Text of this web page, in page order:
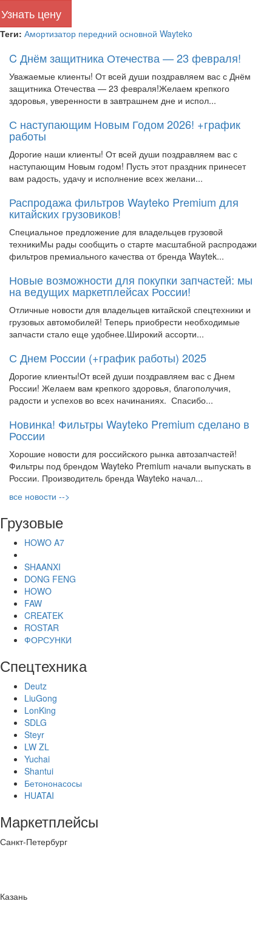
Узнать цену
Теги: Амортизатор передний основной Wayteko
C Днём защитника Отечества — 23 февраля!
Уважаемые клиенты! От всей души поздравляем вас с Днём
защитника Отечества — 23 февраля!Желаем крепкого
здоровья, уверенности в завтрашнем дне и испол...
С наступающим Новым Годом 2026! +график
работы
Дорогие наши клиенты! От всей души поздравляем вас с
наступающим Новым годом! Пусть этот праздник принесет
вам радость, удачу и исполнение всех желани...
Распродажа фильтров Wayteko Premium для
китайских грузовиков!
Специальное предложение для владельцев грузовой
техникиМы рады сообщить о старте масштабной распродажи
фильтров премиального качества от бренда Waytek...
Новые возможности для покупки запчастей: мы
на ведущих маркетплейсах России!
Отличные новости для владельцев китайской спецтехники и
грузовых автомобилей! Теперь приобрести необходимые
запчасти стало еще удобнее.Широкий ассорти...
С Днем России (+график работы) 2025
Дорогие клиенты!От всей души поздравляем вас с Днем
России! Желаем вам крепкого здоровья, благополучия,
радости и успехов во всех начинаниях. Спасибо...
Новинка! Фильтры Wayteko Premium сделано в
России
Хорошие новости для российского рынка автозапчастей!
Фильтры под брендом Wayteko Premium начали выпускать в
России. Производитель бренда Wayteko начал...
все новости -->
Грузовые
HOWO A7
SHAANXI
DONG FENG
HOWO
FAW
CREATEK
ROSTAR
ФОРСУНКИ
Спецтехника
Deutz
LiuGong
LonKing
SDLG
Steyr
LW ZL
Yuchai
Shantui
Бетононасосы
HUATAI
Маркетплейсы
Санкт-Петербург
Казань